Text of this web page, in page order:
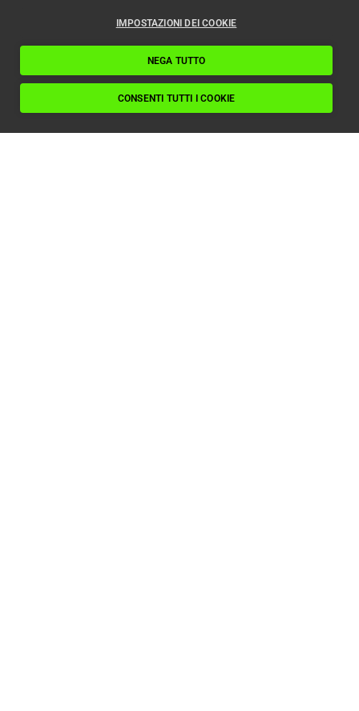
IMPOSTAZIONI DEI COOKIE
NEGA TUTTO
CONSENTI TUTTI I COOKIE